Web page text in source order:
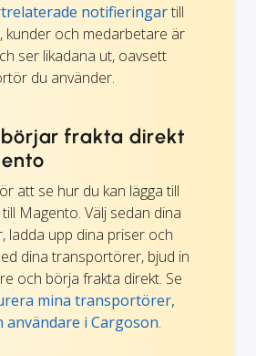
notifieringartill
kunder och medarbetare är
ser likadana ut, oavsett
du använder.
frakta direkt
att se hur du kan lägga till
Magento. Välj sedan dina
ladda upp dina priser och
dina transportörer, bjud in
och börja frakta direkt. Se
mina transportörer,
användare i Cargoson.